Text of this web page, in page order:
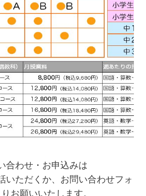
合わせ・お申込みは
いただくか、お問い合わせフォ
お願いいたします。